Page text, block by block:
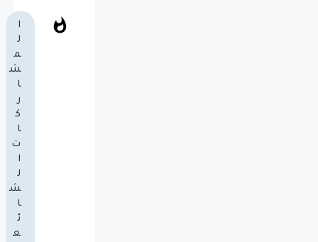
ا
ل
م
ش
ا
ر
ك
ا
ت
ا
ل
ش
ا
ئ
ع